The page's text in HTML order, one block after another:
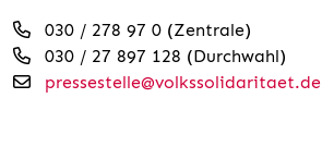
030 / 278 97 0 (Zentrale)
030 / 27 897 128 (Durchwahl)
pressestelle@volkssolidaritaet.de